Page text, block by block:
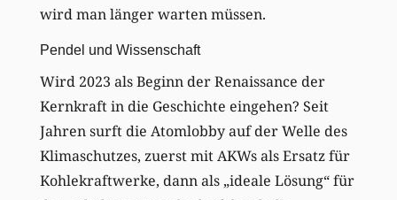
wird man länger warten müssen.
Pendel und Wissenschaft
Wird 2023 als Beginn der Renaissance der
Kernkraft in die Geschichte eingehen? Seit
Jahren surft die Atomlobby auf der Welle des
Klimaschutzes, zuerst mit AKWs als Ersatz für
Kohlekraftwerke, dann als „ideale Lösung“ für